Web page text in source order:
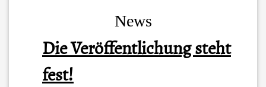
News
Die Veröffentlichung steht
fest!